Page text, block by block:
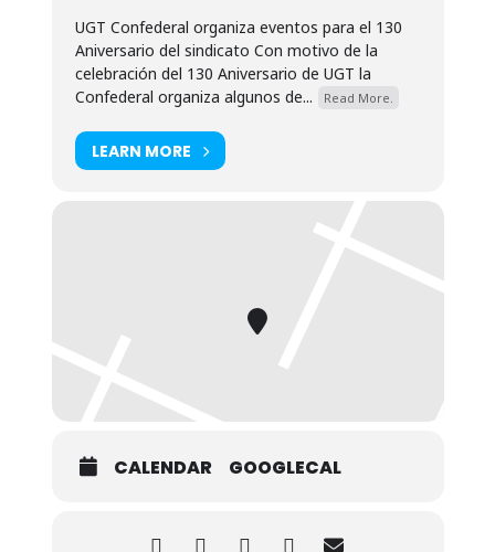
UGT Confederal organiza eventos para el 130
Aniversario del sindicato Con motivo de la
celebración del 130 Aniversario de UGT la
Confederal organiza algunos de...
Read More.
LEARN MORE
CALENDAR GOOGLECAL